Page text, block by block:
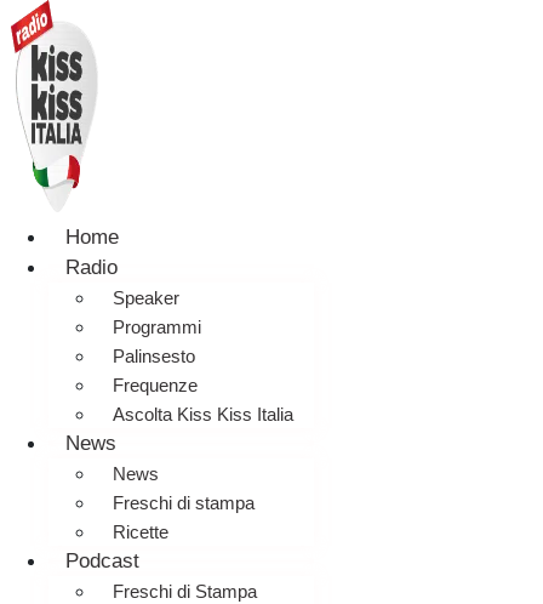
Home
Radio
Speaker
Programmi
Palinsesto
Frequenze
Ascolta Kiss Kiss Italia
News
News
Freschi di stampa
Ricette
Podcast
Freschi di Stampa